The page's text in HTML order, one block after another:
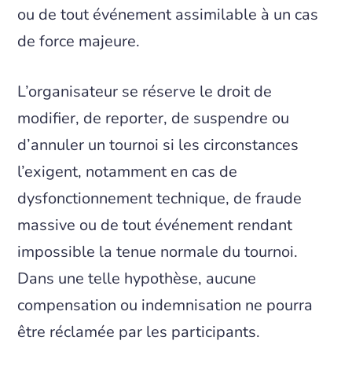
ou de tout événement assimilable à un cas
de force majeure.
L’organisateur se réserve le droit de
modifier, de reporter, de suspendre ou
d’annuler un tournoi si les circonstances
l’exigent, notamment en cas de
dysfonctionnement technique, de fraude
massive ou de tout événement rendant
impossible la tenue normale du tournoi.
Dans une telle hypothèse, aucune
compensation ou indemnisation ne pourra
être réclamée par les participants.